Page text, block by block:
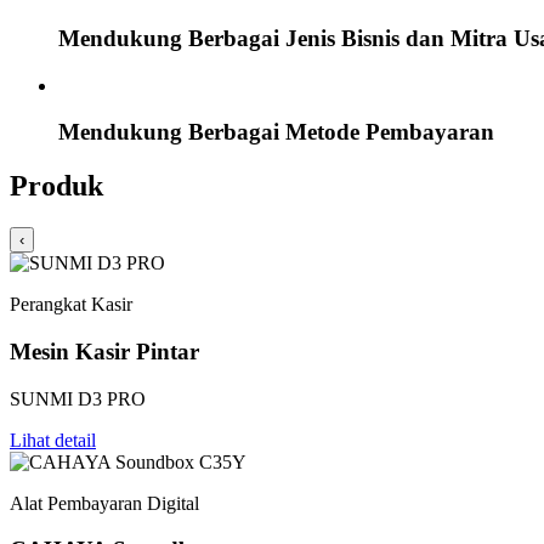
Mendukung Berbagai Jenis Bisnis dan Mitra
Mendukung Berbagai Metode Pembayaran
Produk
‹
Perangkat Kasir
Mesin Kasir Pintar
SUNMI D3 PRO
Lihat detail
Alat Pembayaran Digital